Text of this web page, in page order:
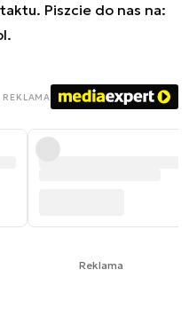
Piszcie do nas na:
.
REKLAMA
Reklama